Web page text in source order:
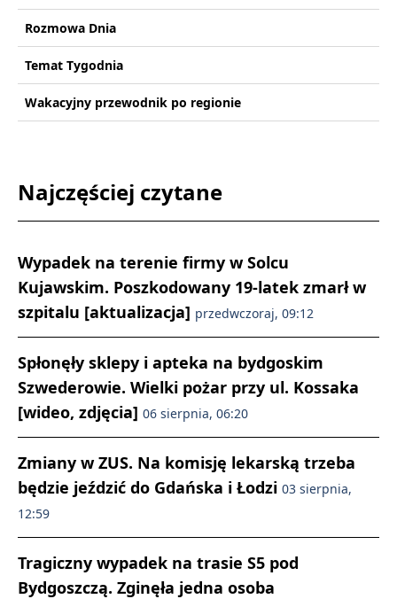
Rozmowa Dnia
Temat Tygodnia
Wakacyjny przewodnik po regionie
Najczęściej czytane
Wypadek na terenie firmy w Solcu
Kujawskim. Poszkodowany 19-latek zmarł w
szpitalu [aktualizacja] przedwczoraj, 09:12
Spłonęły sklepy i apteka na bydgoskim
Szwederowie. Wielki pożar przy ul. Kossaka
[wideo, zdjęcia] 06 sierpnia, 06:20
Zmiany w ZUS. Na komisję lekarską trzeba
będzie jeździć do Gdańska i Łodzi 03 sierpnia,
12:59
Tragiczny wypadek na trasie S5 pod
Bydgoszczą. Zginęła jedna osoba